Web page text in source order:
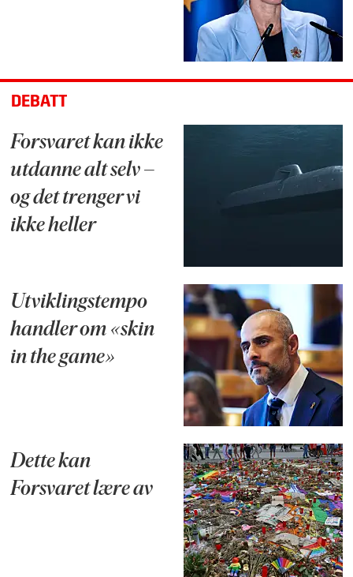
DEBATT
Forsvaret kan ikke
utdanne alt selv –
og det trenger vi
ikke heller
Utviklingstempo
handler om «skin
in the game»
Dette kan
Forsvaret lære av